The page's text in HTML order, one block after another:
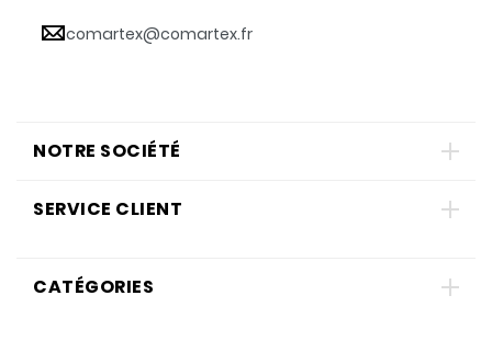
comartex@comartex.fr
NOTRE SOCIÉTÉ
SERVICE CLIENT
CATÉGORIES